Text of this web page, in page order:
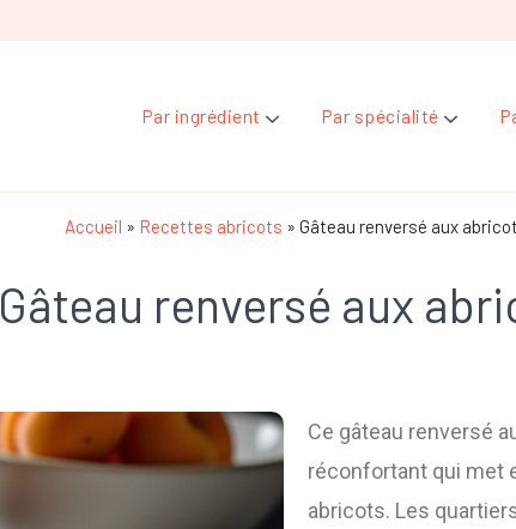
Par ingrédient Par spécialité
Accueil » Recettes abricots » Gâteau renversé aux
Gâteau renversé aux
Ce gâteau renversé
réconfortant qui met
abricots. Les